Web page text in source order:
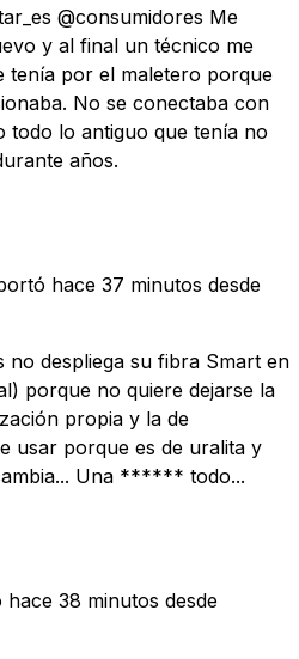
@consumidores Me
y al final un técnico me
tenía por el maletero porque
No se conectaba con
todo lo antiguo que tenía no
años.
hace 37 minutos desde
no despliega su fibra Smart en
porque no quiere dejarse la
propia y la de
usar porque es de uralita y
Una ****** todo...
hace 38 minutos desde